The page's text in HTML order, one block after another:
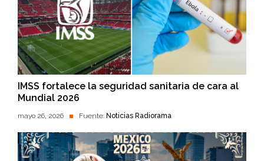
IMSS fortalece la seguridad sanitaria de cara al
Mundial 2026
mayo 26, 2026 Fuente: Noticias Radiorama